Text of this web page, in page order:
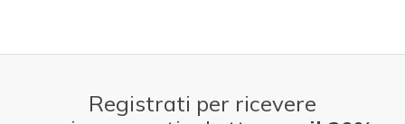
Registrati per ricevere